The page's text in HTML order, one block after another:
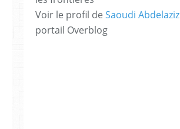
Voir le profil de Saoudi Abdelaziz
portail Overblog